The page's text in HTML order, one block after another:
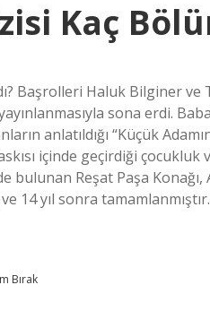
Kaç
Başrolleri Haluk Bilginer ve
sona erdi.
anlatıldığı “Küçük
içinde geçirdiği
bulunan Reşat Paşa
ve 14 yıl sonra
Bırak